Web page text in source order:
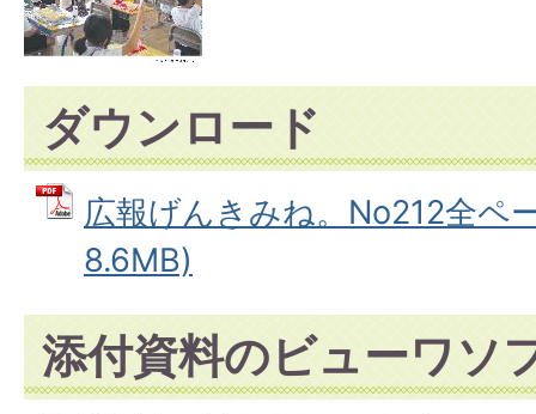
ダウンロード
広報げんきみね。No212全ペ
8.6MB)
添付資料のビューワソ